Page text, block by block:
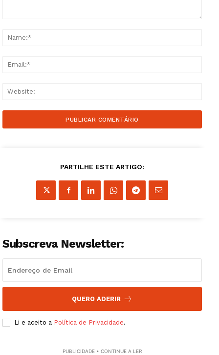
SUBSCREVA JÁ!
Institucional
Grande Entrevista
Quero ser Assinante
PARTILHE ESTE ARTIGO:
Subscreva Newsletter:
QUERO ADERIR
Li e aceito a Política de Privacidade.
PUBLICIDADE • CONTINUE A LER